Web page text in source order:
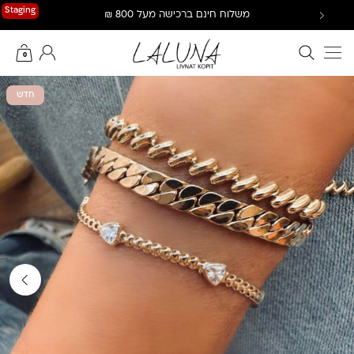
Staging משלוח חינם ברכישה מעל 800 ₪
חיפוש באתר
0
החשבון שלי
חדש